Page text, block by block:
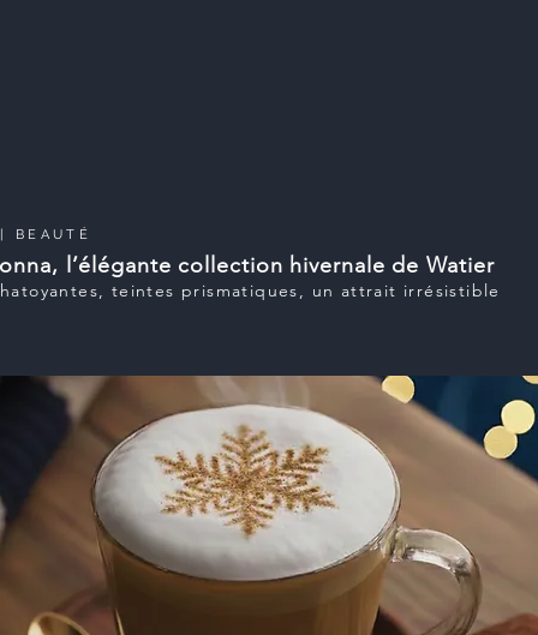
| BEAUTÉ
l’élégante collection hivernale de Watier
teintes prismatiques, un attrait irrésistible